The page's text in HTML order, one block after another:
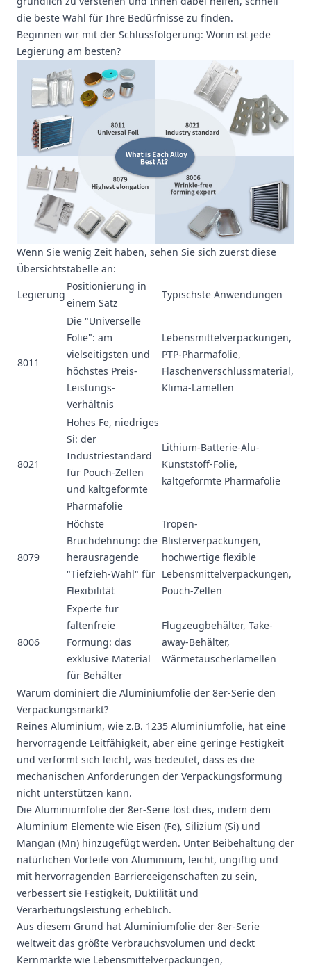
die beste Wahl für Ihre Bedürfnisse zu finden.
Beginnen wir mit der Schlussfolgerung: Worin ist jede
Legierung am besten?
Wenn Sie wenig Zeit haben, sehen Sie sich zuerst diese
Übersichtstabelle an:
Legierung
Positionierung in
einem Satz
Typischste Anwendungen
8011
Die "Universelle
Folie": am
vielseitigsten und
höchstes Preis-
Leistungs-
Verhältnis
Lebensmittelverpackungen,
PTP-Pharmafolie,
Flaschenverschlussmaterial,
Klima-Lamellen
8021
Hohes Fe, niedriges
Si: der
Industriestandard
für Pouch-Zellen
und kaltgeformte
Pharmafolie
Lithium-Batterie-Alu-
Kunststoff-Folie,
kaltgeformte Pharmafolie
8079
Höchste
Bruchdehnung: die
herausragende
"Tiefzieh-Wahl" für
Flexibilität
Tropen-
Blisterverpackungen,
hochwertige flexible
Lebensmittelverpackungen,
Pouch-Zellen
8006
Experte für
faltenfreie
Formung: das
exklusive Material
für Behälter
Flugzeugbehälter, Take-
away-Behälter,
Wärmetauscherlamellen
Warum dominiert die Aluminiumfolie der 8er-Serie den
Verpackungsmarkt?
Reines Aluminium, wie z.B. 1235 Aluminiumfolie, hat eine
hervorragende Leitfähigkeit, aber eine geringe Festigkeit
und verformt sich leicht, was bedeutet, dass es die
mechanischen Anforderungen der Verpackungsformung
nicht unterstützen kann.
Die Aluminiumfolie der 8er-Serie löst dies, indem dem
Aluminium Elemente wie Eisen (Fe), Silizium (Si) und
Mangan (Mn) hinzugefügt werden. Unter Beibehaltung der
natürlichen Vorteile von Aluminium, leicht, ungiftig und
mit hervorragenden Barriereeigenschaften zu sein,
verbessert sie Festigkeit, Duktilität und
Verarbeitungsleistung erheblich.
Aus diesem Grund hat Aluminiumfolie der 8er-Serie
weltweit das größte Verbrauchsvolumen und deckt
Kernmärkte wie Lebensmittelverpackungen,